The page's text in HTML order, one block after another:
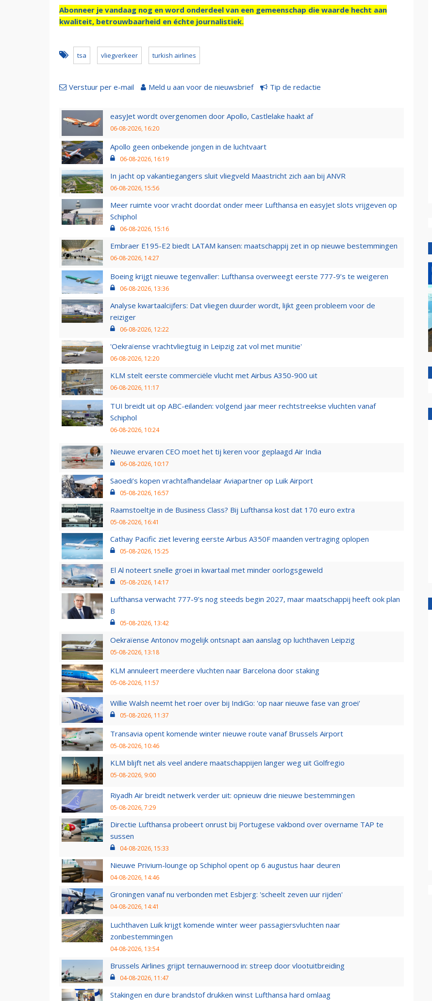
Abonneer je vandaag nog en word onderdeel van een gemeenschap die waarde hecht aan
kwaliteit, betrouwbaarheid en échte journalistiek.
tsa vliegverkeer turkish airlines
Verstuur per e-mail Meld u aan voor de nieuwsbrief Tip de redactie
easyJet wordt overgenomen door Apollo, Castlelake haakt af
06-08-2026, 16:20
Apollo geen onbekende jongen in de luchtvaart
06-08-2026, 16:19
In jacht op vakantiegangers sluit vliegveld Maastricht zich aan bij ANVR
06-08-2026, 15:56
Meer ruimte voor vracht doordat onder meer Lufthansa en easyJet slots vrijgeven op
Schiphol
06-08-2026, 15:16
Embraer E195-E2 biedt LATAM kansen: maatschappij zet in op nieuwe bestemmingen
06-08-2026, 14:27
Boeing krijgt nieuwe tegenvaller: Lufthansa overweegt eerste 777-9’s te weigeren
06-08-2026, 13:36
Analyse kwartaalcijfers: Dat vliegen duurder wordt, lijkt geen probleem voor de
reiziger
06-08-2026, 12:22
'Oekraïense vrachtvliegtuig in Leipzig zat vol met munitie'
06-08-2026, 12:20
KLM stelt eerste commerciële vlucht met Airbus A350-900 uit
06-08-2026, 11:17
TUI breidt uit op ABC-eilanden: volgend jaar meer rechtstreekse vluchten vanaf
Schiphol
06-08-2026, 10:24
Nieuwe ervaren CEO moet het tij keren voor geplaagd Air India
06-08-2026, 10:17
Saoedi’s kopen vrachtafhandelaar Aviapartner op Luik Airport
05-08-2026, 16:57
Raamstoeltje in de Business Class? Bij Lufthansa kost dat 170 euro extra
05-08-2026, 16:41
Cathay Pacific ziet levering eerste Airbus A350F maanden vertraging oplopen
05-08-2026, 15:25
El Al noteert snelle groei in kwartaal met minder oorlogsgeweld
05-08-2026, 14:17
Lufthansa verwacht 777-9’s nog steeds begin 2027, maar maatschappij heeft ook plan
B
05-08-2026, 13:42
Oekraïense Antonov mogelijk ontsnapt aan aanslag op luchthaven Leipzig
05-08-2026, 13:18
KLM annuleert meerdere vluchten naar Barcelona door staking
05-08-2026, 11:57
Willie Walsh neemt het roer over bij IndiGo: 'op naar nieuwe fase van groei'
05-08-2026, 11:37
Transavia opent komende winter nieuwe route vanaf Brussels Airport
05-08-2026, 10:46
KLM blijft net als veel andere maatschappijen langer weg uit Golfregio
05-08-2026, 9:00
Riyadh Air breidt netwerk verder uit: opnieuw drie nieuwe bestemmingen
05-08-2026, 7:29
Directie Lufthansa probeert onrust bij Portugese vakbond over overname TAP te
sussen
04-08-2026, 15:33
Nieuwe Privium-lounge op Schiphol opent op 6 augustus haar deuren
04-08-2026, 14:46
Groningen vanaf nu verbonden met Esbjerg: 'scheelt zeven uur rijden'
04-08-2026, 14:41
Luchthaven Luik krijgt komende winter weer passagiersvluchten naar
zonbestemmingen
04-08-2026, 13:54
Brussels Airlines grijpt ternauwernood in: streep door vlootuitbreiding
04-08-2026, 11:47
Stakingen en dure brandstof drukken winst Lufthansa hard omlaag